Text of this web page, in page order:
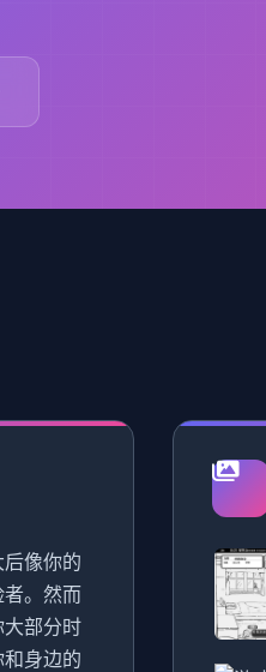
像你的
。然而
部分时
身边的